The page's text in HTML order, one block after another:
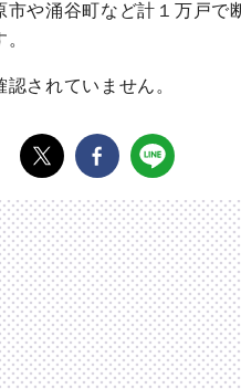
や涌谷町など計１万戸で
されていません。